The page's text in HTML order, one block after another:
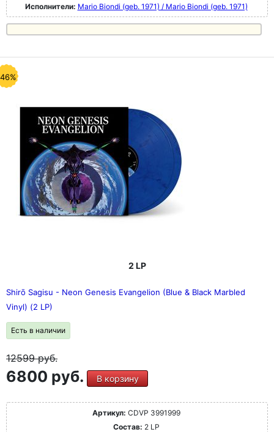
Исполнители: Mario Biondi (geb. 1971) / Mario Biondi (geb. 1971)
2 LP
Shirō Sagisu - Neon Genesis Evangelion (Blue & Black Marbled
Vinyl) (2 LP)
Есть в наличии
12599руб.
6800 руб. В корзину
Артикул: CDVP 3991999
Состав: 2 LP